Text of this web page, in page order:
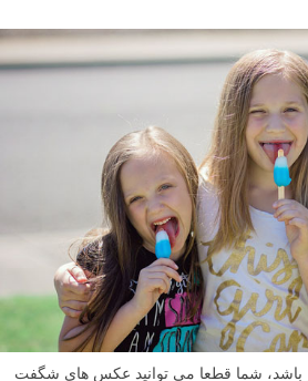
باشد، شما قطعا می توانید عکس های شگفت